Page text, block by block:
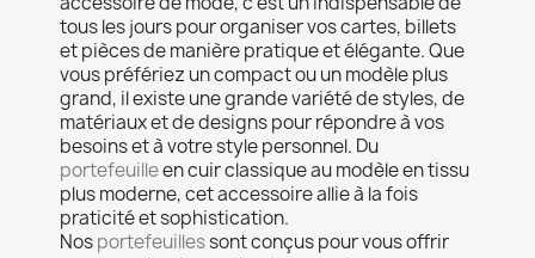
tous les jours pour organiser vos cartes, billets
et pièces de manière pratique et élégante. Que
vous préfériez un compact ou un modèle plus
grand, il existe une grande variété de styles, de
matériaux et de designs pour répondre à vos
besoins et à votre style personnel. Du
portefeuilleen cuir classique au modèle en tissu
plus moderne, cet accessoire allie à la fois
praticité et sophistication.
Nosportefeuillessont conçus pour vous offrir